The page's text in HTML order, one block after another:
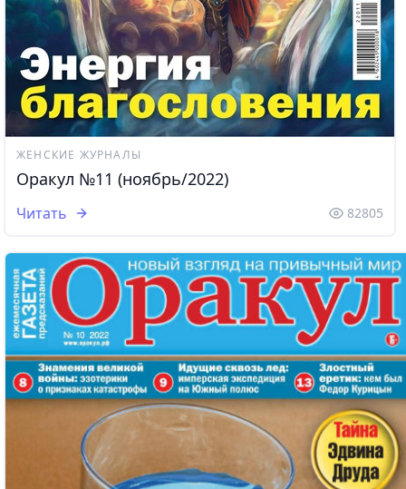
ЖЕНСКИЕ ЖУРНАЛЫ
Оракул №11 (ноябрь/2022)
Читать 82805